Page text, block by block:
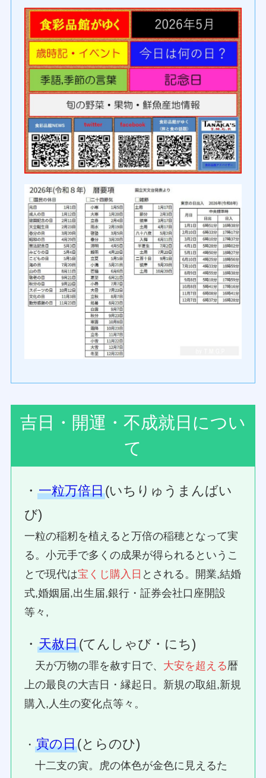
吉日・開運・不成就日につい
て
・一粒万倍日(いちりゅうまんばい
び)
一粒の稲籾を植えると万倍の稲穂となって実
る。小元手で多くの成果が得られるというこ
とで現代は宝くじ購入日 とされる。開業,結婚
式,婚姻届,出生届,銀行・証券会社口座開設
等々,
・天赦日(てんしゃび・にち)
天が万物の罪を赦す日で、 大安を超える暦
上の最良の大吉日・縁起日。新規の取組,新規
購入,人生の変化点等々。
・寅の日(とらのひ)
十二支の寅。虎の体色が金色に見えるた